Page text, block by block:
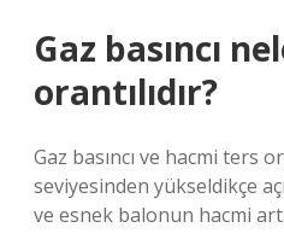
Gaz basıncı
orantılıdır?
Gaz basıncı ve hacmi ters
seviyesinden yükseldikçe
ve esnek balonun hacmi